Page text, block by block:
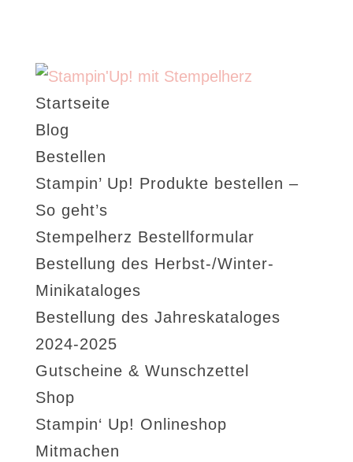
Startseite
Blog
Bestellen
Stampin’ Up! Produkte bestellen –
So geht’s
Stempelherz Bestellformular
Bestellung des Herbst-/Winter-
Minikataloges
Bestellung des Jahreskataloges
2024-2025
Gutscheine & Wunschzettel
Shop
Stampin‘ Up! Onlineshop
Mitmachen